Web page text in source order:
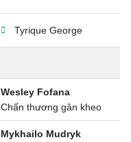
Tyrique George
Wesley Fofana
Chấn thương gân kheo
Mykhailo Mudryk